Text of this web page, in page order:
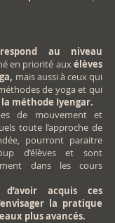
au niveau
en priorité auxélèves
mais aussi à ceux qui
de yoga et qui
méthode Iyengar.
de mouvement et
toute l’approche de
pourront paraitre
d’élèves et sont
dans les cours
acquis ces
la pratique
plus avancés.